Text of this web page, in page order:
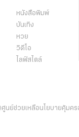
หนังสือพิมพ์
บันเทิง
หวย
วิดีโอ
ไลฟ์สไตล์
ศูนย์ช่วยเหลือนโยบายคุ้มค